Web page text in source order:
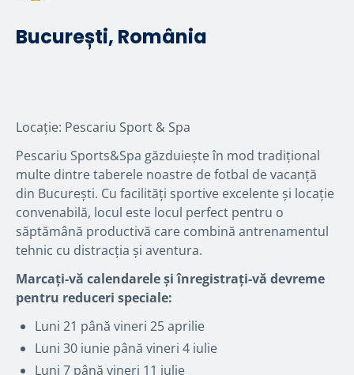
București, România
Locație: Pescariu Sport & Spa
Pescariu Sports&Spa găzduiește în mod tradițional
multe dintre taberele noastre de fotbal de vacanță
din București. Cu facilități sportive excelente și locație
convenabilă, locul este locul perfect pentru o
săptămână productivă care combină antrenamentul
tehnic cu distracția și aventura.
Marcați-vă calendarele și înregistrați-vă devreme
pentru reduceri speciale:
Luni 21 până vineri 25 aprilie
Luni 30 iunie până vineri 4 iulie
Luni 7 până vineri 11 iulie